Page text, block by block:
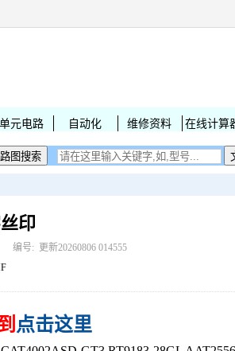
单元电路 自动化 维修资料 在线计算
印
编号: 更新20260806 014555
点击这里